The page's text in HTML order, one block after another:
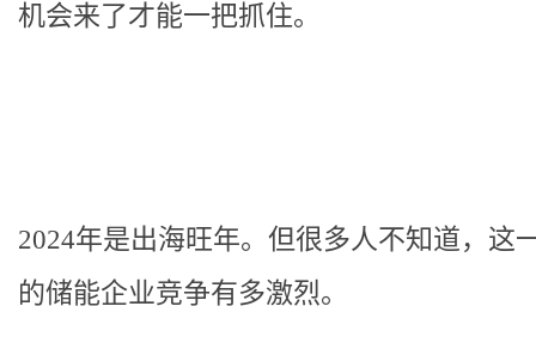
机会来了才能一把抓住。
2024年是出海旺年。但很多人不知道，这
的储能企业竞争有多激烈。